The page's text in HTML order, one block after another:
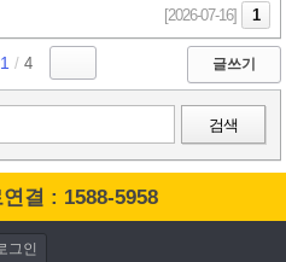
[2026-07-16] 1
1 /4 글쓰기
검색
결 : 1588-5958
그인